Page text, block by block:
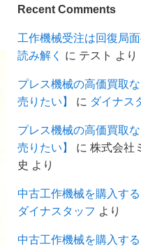
Recent Comments
工作機械受注は回復局
読み解く
に テスト より
プレス機械の高価買取
売りたい】
に ダイナス
プレス機械の高価買取
売りたい】
に 株式会社
史 より
中古工作機械を購入す
ダイナスタッフ より
中古工作機械を購入す